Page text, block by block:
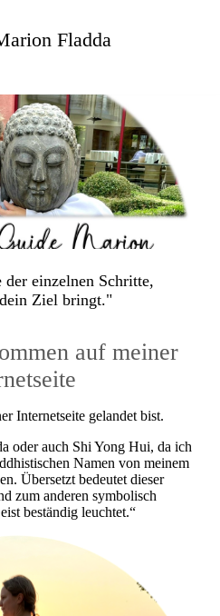
Fladda
einzelnen Schritte,
Ziel bringt."
auf meiner
Internetseite gelandet bist.
oder auch Shi Yong Hui, da ich
Namen von meinem
Übersetzt bedeutet dieser
zum anderen symbolisch
beständig leuchtet.“